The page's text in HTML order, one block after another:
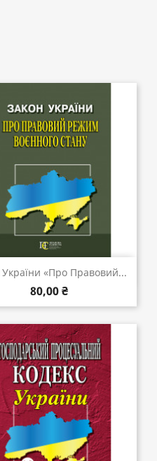
України «Про Правовий...
80,00 ₴
Швидкий перегляд